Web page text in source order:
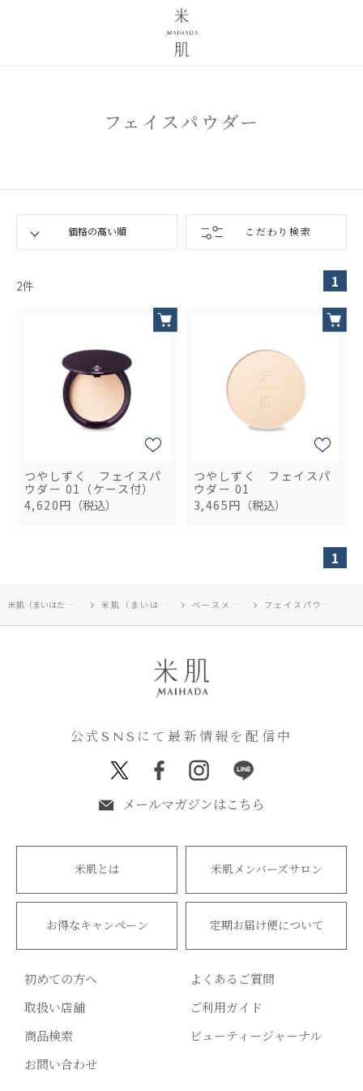
フェイスパウダー
こだわり検索
2件 1
つやしずく フェイスパ
ウダー 01（ケース付）
4,620円 （税込）
つやしずく フェイスパ
ウダー 01
3,465円 （税込）
1
米肌（まいはだ）TOP 米肌（まいはだ） ベースメイク フェイスパウダー
公式SNSにて最新情報を配信中
メールマガジンはこちら
米肌とは 米肌メンバーズサロン
お得なキャンペーン 定期お届け便について
初めての方へ
よくあるご質問
取扱い店舗
ご利用ガイド
商品検索
ビューティージャーナル
お問い合わせ